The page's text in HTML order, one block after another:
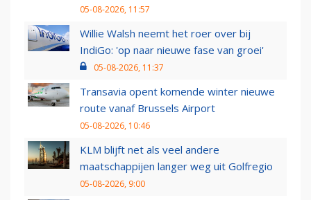
05-08-2026, 11:57
Willie Walsh neemt het roer over bij
IndiGo: 'op naar nieuwe fase van groei'
05-08-2026, 11:37
Transavia opent komende winter nieuwe
route vanaf Brussels Airport
05-08-2026, 10:46
KLM blijft net als veel andere
maatschappijen langer weg uit Golfregio
05-08-2026, 9:00